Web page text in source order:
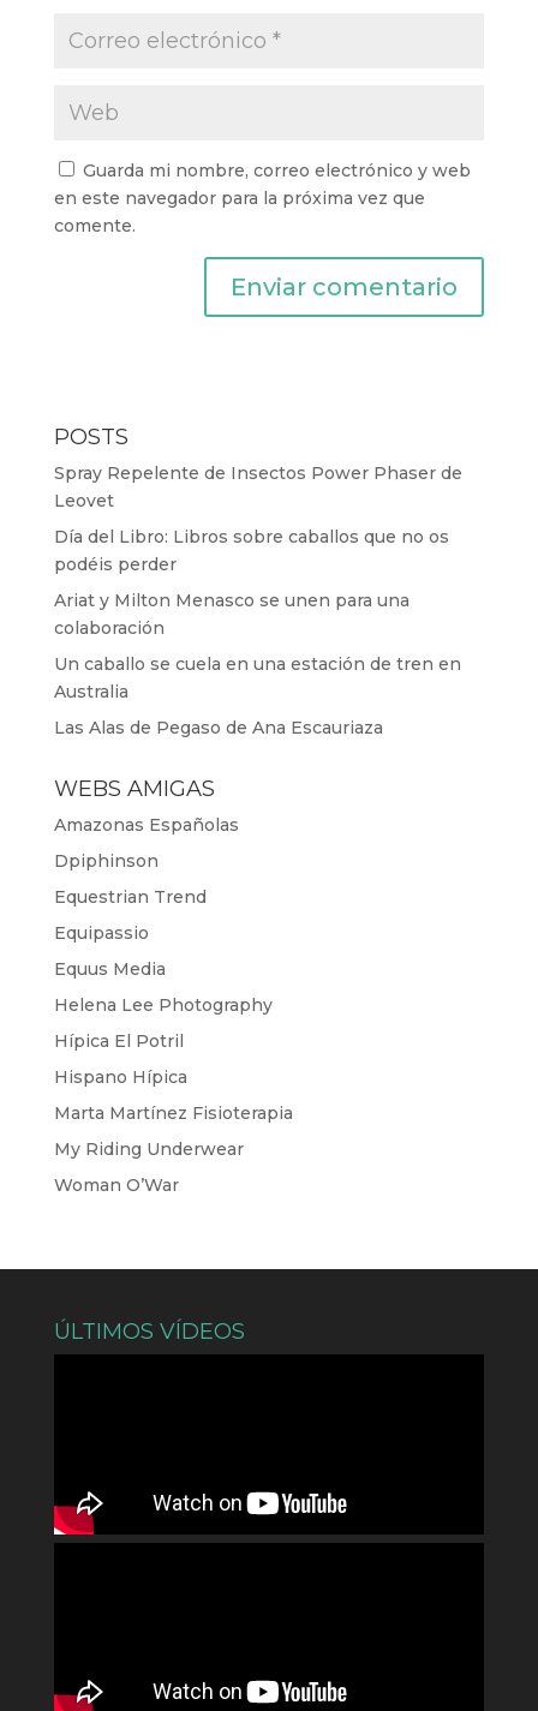
Guarda mi nombre, correo electrónico y web
en este navegador para la próxima vez que
comente.
POSTS
Spray Repelente de Insectos Power Phaser de
Leovet
Día del Libro: Libros sobre caballos que no os
podéis perder
Ariat y Milton Menasco se unen para una
colaboración
Un caballo se cuela en una estación de tren en
Australia
Las Alas de Pegaso de Ana Escauriaza
WEBS AMIGAS
Amazonas Españolas
Dpiphinson
Equestrian Trend
Equipassio
Equus Media
Helena Lee Photography
Hípica El Potril
Hispano Hípica
Marta Martínez Fisioterapia
My Riding Underwear
Woman O’War
ÚLTIMOS VÍDEOS